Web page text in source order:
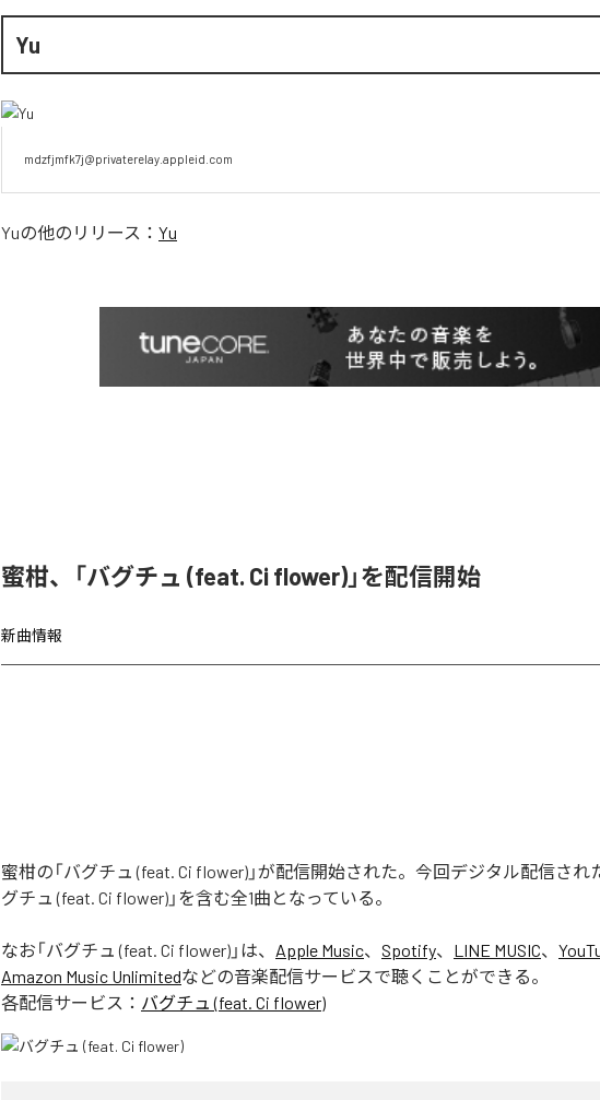
Yu
mdzfjmfk7j@privaterelay.appleid.com
Yuの他のリリース： Yu
蜜柑、「バグチュ (feat. Ci flower)」を配信開始
新曲情報
蜜柑の「バグチュ (feat. Ci flower)」が配信開始された。今回デジタル配信され
グチュ (feat. Ci flower)」を含む全1曲となっている。
なお「バグチュ (feat. Ci flower) 」は、 Apple Music、 Spotify、 LINE MUSIC、
Amazon Music Unlimitedなどの音楽配信サービスで聴くことができる。
各配信サービス： バグチュ (feat. Ci flower)